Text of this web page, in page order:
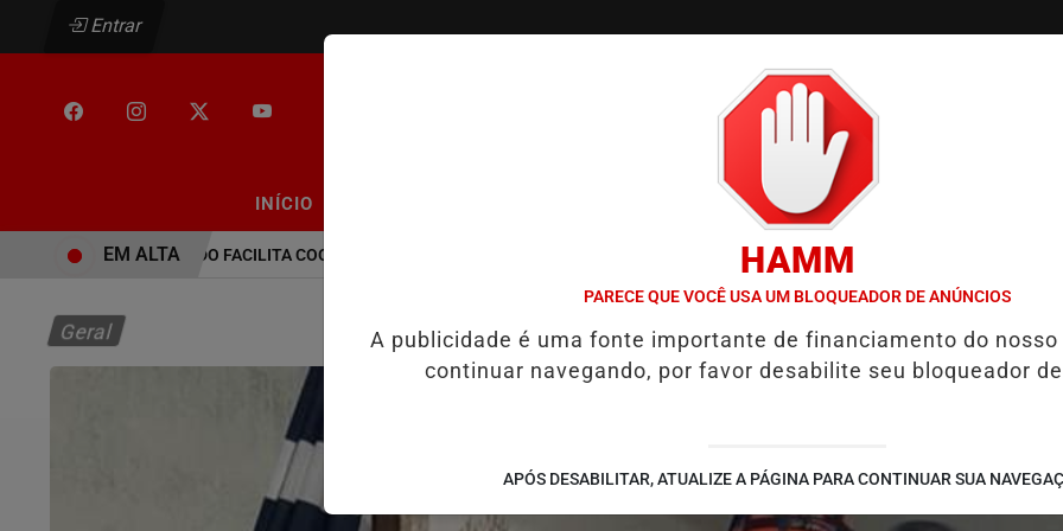
Entrar
INÍCIO COLUNAS / EMPREGOS
PEC NO SENADO FACILITA COOPTAÇÃO DO BANCO CENTRAL, DIZEM ECONOMISTAS LULA ANUNCIA TERESA LEITÃO COMO
EM ALTA
Geral
HAMM
PARECE QUE VOCÊ USA UM BLOQUEADOR DE ANÚNCIOS
A publicidade é uma fonte importante de financiamento do nosso
continuar navegando, por favor desabilite seu bloqueador
APÓS DESABILITAR, ATUALIZE A PÁGINA PARA CONTINUAR SUA